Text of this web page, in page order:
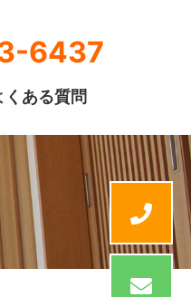
6437
くある質問